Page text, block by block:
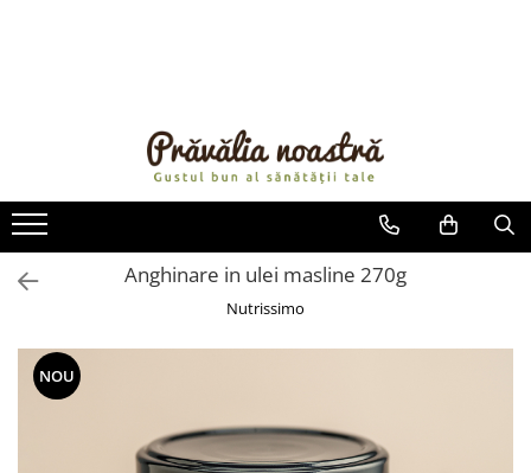
ULEIURI ȘI UNTURI
MĂSLINE
NUCI ȘI SEMINȚE
FRUCTE DESHIDRATATE
FRUCTE LA CONSERVĂ
OȚETURI ȘI SOSURI
FĂINĂ FĂRĂ GLUTEN
Anghinare in ulei masline 270g
Nutrissimo
NOU